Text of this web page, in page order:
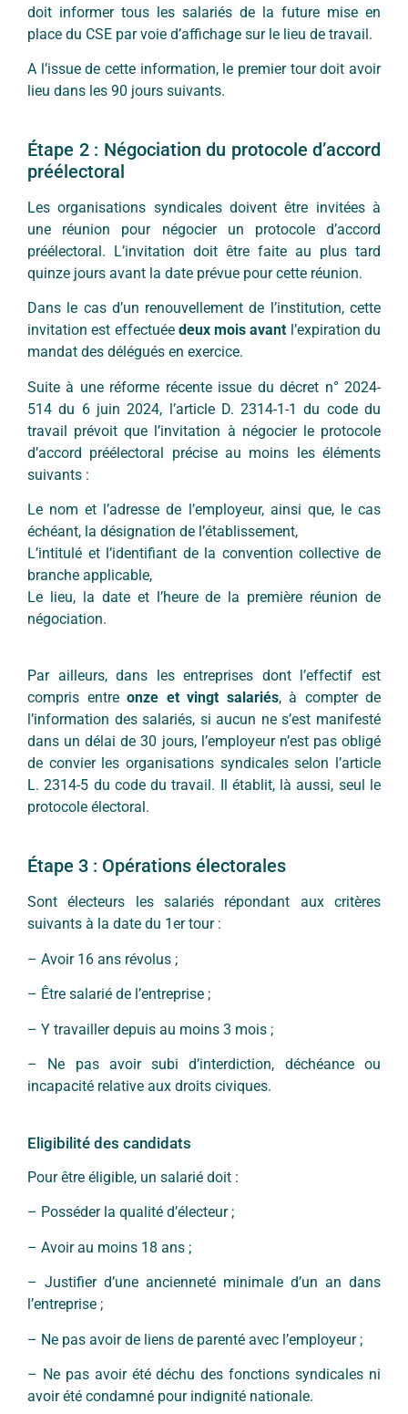
doit informer tous les salariés de la future mise en
place du CSE par voie d’affichage sur le lieu de travail.
A l’issue de cette information, le premier tour doit avoir
lieu dans les 90 jours suivants.
Étape 2 : Négociation du protocole d’accord
préélectoral
Les organisations syndicales doivent être invitées à
une réunion pour négocier un protocole d’accord
préélectoral. L’invitation doit être faite au plus tard
quinze jours avant la date prévue pour cette réunion.
Dans le cas d’un renouvellement de l’institution, cette
invitation est effectuée deux mois avant l’expiration du
mandat des délégués en exercice.
Suite à une réforme récente issue du décret n° 2024-
514 du 6 juin 2024, l’article D. 2314-1-1 du code du
travail prévoit que l’invitation à négocier le protocole
d’accord préélectoral précise au moins les éléments
suivants :
Le nom et l’adresse de l’employeur, ainsi que, le cas
échéant, la désignation de l’établissement,
L’intitulé et l’identifiant de la convention collective de
branche applicable,
Le lieu, la date et l’heure de la première réunion de
négociation.
Par ailleurs, dans les entreprises dont l’effectif est
compris entre onze et vingt salariés, à compter de
l’information des salariés, si aucun ne s’est manifesté
dans un délai de 30 jours, l’employeur n’est pas obligé
de convier les organisations syndicales selon l’article
L. 2314-5 du code du travail. Il établit, là aussi, seul le
protocole électoral.
Étape 3 : Opérations électorales
Sont électeurs les salariés répondant aux critères
suivants à la date du 1er tour :
– Avoir 16 ans révolus ;
– Être salarié de l’entreprise ;
– Y travailler depuis au moins 3 mois ;
– Ne pas avoir subi d’interdiction, déchéance ou
incapacité relative aux droits civiques.
Eligibilité des candidats
Pour être éligible, un salarié doit :
– Posséder la qualité d’électeur ;
– Avoir au moins 18 ans ;
– Justifier d’une ancienneté minimale d’un an dans
l’entreprise ;
– Ne pas avoir de liens de parenté avec l’employeur ;
– Ne pas avoir été déchu des fonctions syndicales ni
avoir été condamné pour indignité nationale.